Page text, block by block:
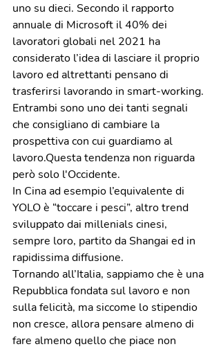
uno su dieci. Secondo il rapporto
annuale di Microsoft il 40% dei
lavoratori globali nel 2021 ha
considerato l’idea di lasciare il proprio
lavoro ed altrettanti pensano di
trasferirsi lavorando in smart-working.
Entrambi sono uno dei tanti segnali
che consigliano di cambiare la
prospettiva con cui guardiamo al
lavoro.Questa tendenza non riguarda
però solo l'Occidente.
In Cina ad esempio l’equivalente di
YOLO è “toccare i pesci”, altro trend
sviluppato dai millenials cinesi,
sempre loro, partito da Shangai ed in
rapidissima diffusione.
Tornando all’Italia, sappiamo che è una
Repubblica fondata sul lavoro e non
sulla felicità, ma siccome lo stipendio
non cresce, allora pensare almeno di
fare almeno quello che piace non